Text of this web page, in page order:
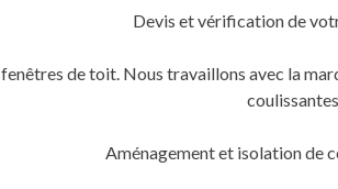
Devis et vérification de
fenêtres de toit. Nous travaillons avec la
Aménagement et isolation de